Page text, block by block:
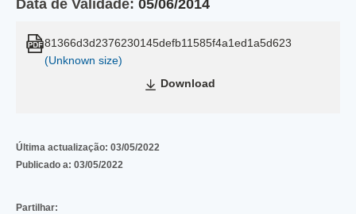
Data de Validade: 05/06/2014
81366d3d2376230145defb11585f4a1ed1a5d623
(Unknown size)
Download
Última actualização: 03/05/2022
Publicado a: 03/05/2022
Partilhar: